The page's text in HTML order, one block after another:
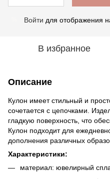
Войти для отображения
В избранное
Описание
Кулон имеет стильный и
сочетается с цепочками.
гладкую поверхность, что
Кулон подходит для
дополнения различных
Характеристики:
материал: ювелирный